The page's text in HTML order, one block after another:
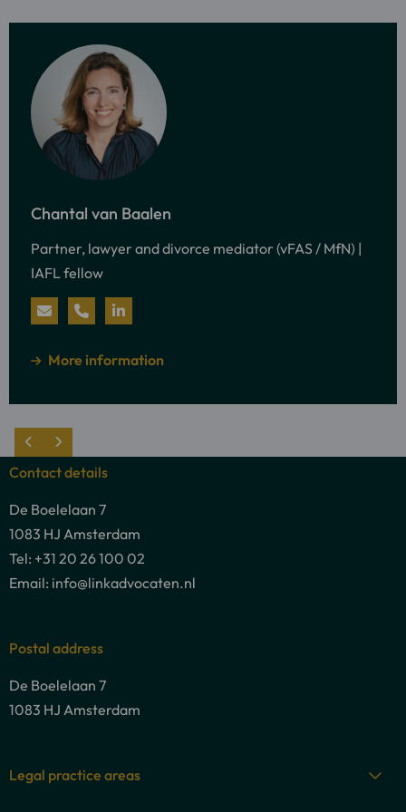
Chantal van Baalen
information
Chantal
Baalen
Partner, lawyer and divorce mediator (vFAS / MfN) |
IAFL fellow
Send
an
mail
to
Chantal
Baalen
Call
Chantal
Baalen
Visit
LinkedIn
of
van
More informationabout
Contact details
De Boelelaan 7
1083 HJ Amsterdam
Tel: +31 20 26 100 02
Email: info@linkadvocaten.nl
Postal address
De Boelelaan 7
1083 HJ Amsterdam
Legal practice areas